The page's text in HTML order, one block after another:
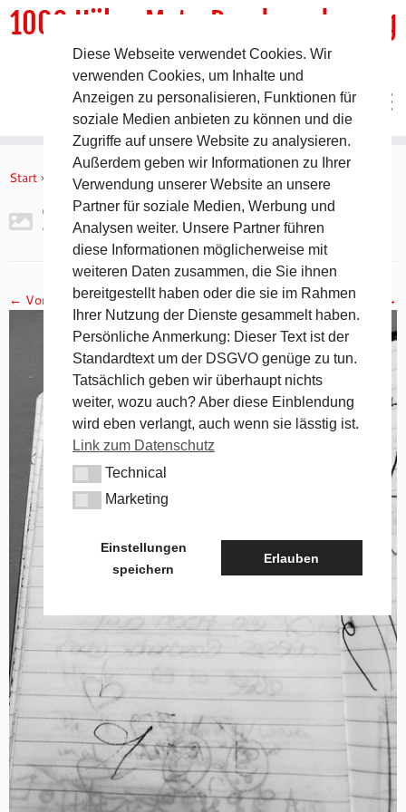
Inhalt
1000 HöhenMeterRundwanderweg
DER Rundwanderweg um Pommelsbrunn
Start » Gipfelbuch Ruine Lichtenstein » 2017-11-05 19.16.54
2017-11-05 19.16.54
← Vorheriges Nächstes →
Diese Webseite verwendet Cookies. Wir
verwenden Cookies, um Inhalte und
Anzeigen zu personalisieren, Funktionen für
soziale Medien anbieten zu können und die
Zugriffe auf unsere Website zu analysieren.
Außerdem geben wir Informationen zu Ihrer
Verwendung unserer Website an unsere
Partner für soziale Medien, Werbung und
Analysen weiter. Unsere Partner führen
diese Informationen möglicherweise mit
weiteren Daten zusammen, die Sie ihnen
bereitgestellt haben oder die sie im Rahmen
Ihrer Nutzung der Dienste gesammelt haben.
Persönliche Anmerkung: Dieser Text ist der
Standardtext um der DSGVO genüge zu tun.
Tatsächlich geben wir überhaupt nichts
weiter, wozu auch? Aber diese Einblendung
wird eben verlangt, auch wenn sie lässtig ist.
Link zum Datenschutz
TechnicalTechnical
MarketingMarketing
Einstellungen
speichern
Erlauben